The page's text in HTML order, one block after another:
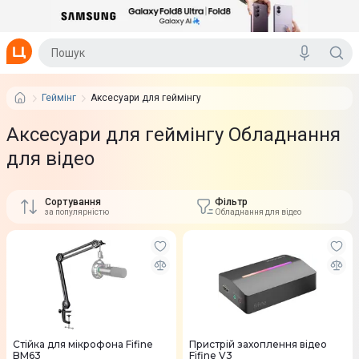
Геймінг Аксесуари для геймінгу
Аксесуари для геймінгу Обладнання
для відео
Сортування
за популярністю
Фільтр
Обладнання для відео
Стійка для мікрофона Fifine
BM63
Пристрій захоплення відео
Fifine V3